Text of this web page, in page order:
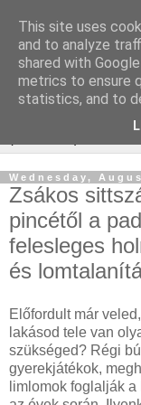
Wednesday,
Zsákos
pincétől a
felesleges
és
Előfordult már
lakásod tele van
szükséged? Régi
gyerekjátékok,
limlomok foglalják
This site uses
and to analyze
shared with
metrics to ensure
statistics, and to